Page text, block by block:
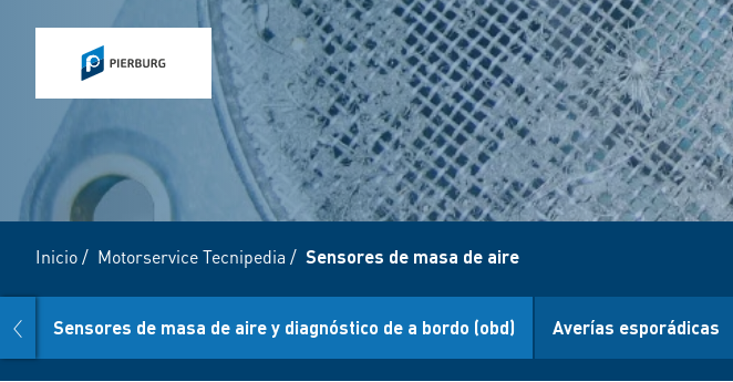
Inicio/ Motorservice Tecnipedia / Sensores de masa de aire
prev Sensores de masa de aire y diagnóstico de a bordo (obd) Averías esporádicas